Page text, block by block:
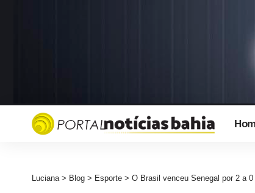
Luciana> Blog > Esporte > O Brasil venceu Senegal por 2 a